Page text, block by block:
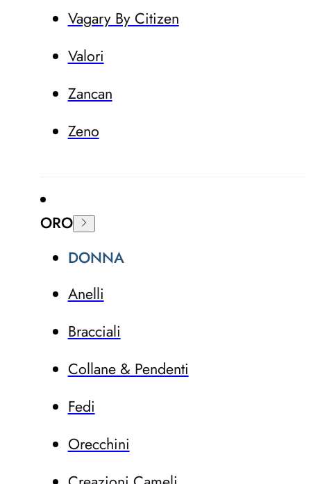
Vagary By Citizen
Valori
Zancan
Zeno
ORO
DONNA
Anelli
Bracciali
Collane & Pendenti
Fedi
Orecchini